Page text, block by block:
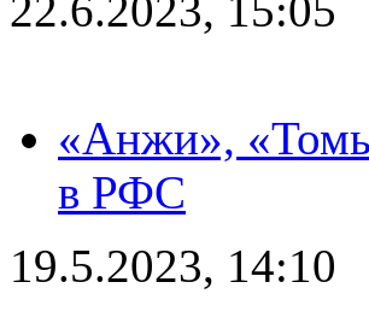
«Анжи»,
в РФС
19.5.2023, 14:10